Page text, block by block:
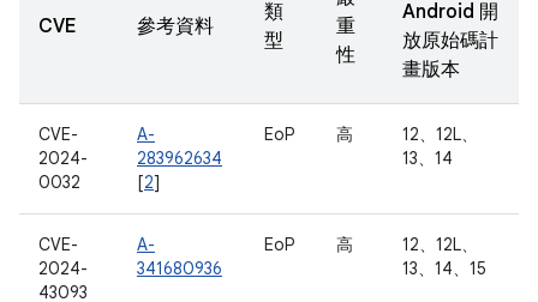
CVE 參考資料
類
型
重
性
Android 開
放原始碼計
畫版本
CVE-
2024-
0032
A-
283962634
[2]
EoP 高
12、12L、
13、14
CVE-
2024-
43093
A-
341680936
EoP 高
12、12L、
13、14、15